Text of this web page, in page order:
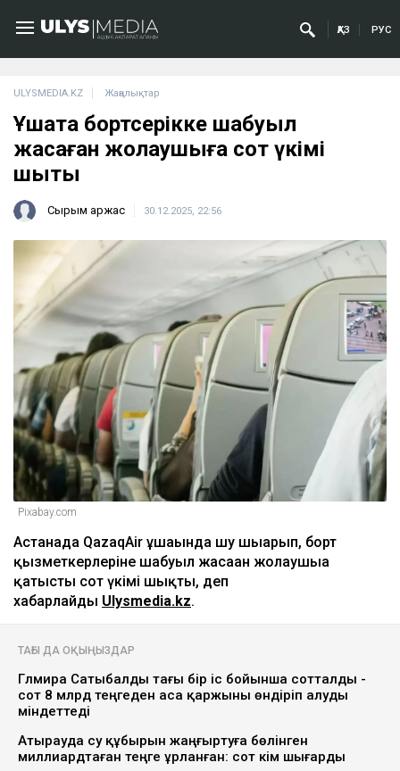
ҚАЗ РУС
ULYSMEDIA.KZ Жаңалықтар
Ұшақта бортсерікке шабуыл
жасаған жолаушыға сот үкімі
шықты
Сырым Қаржас 30.12.2025, 22:56
Pixabay.com
Астанада QazaqAir ұшағында шу шығарып, борт
қызметкерлеріне шабуыл жасаған жолаушыға
қатысты сот үкімі шықты, деп
хабарлайды Ulysmedia.kz.
ТАҒЫ ДА ОҚЫҢЫЗДАР
Гүлмира Сатыбалды тағы бір іс бойынша сотталды -
сот 8 млрд теңгеден аса қаржыны өндіріп алуды
міндеттеді
Атырауда су құбырын жаңғыртуға бөлінген
миллиардтаған теңге ұрланған: сот үкім шығарды